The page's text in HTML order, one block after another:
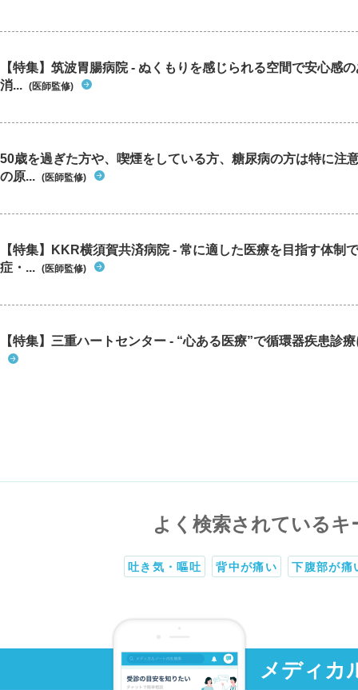
【特集】筑波胃腸病院 - ぬくもりを感じられる空間で安心感
消... (医師監修)
50歳を過ぎた方や、喫煙をしている方、糖尿病の方は特に注
の原... (医師監修)
【特集】KKR横須賀共済病院 - 常に適した医療を目指す体制
症・... (医師監修)
【特集】三重ハートセンター - “心ある医療”で循環器疾患診
よく検索されているキ
吐き気・嘔吐 背中が痛い 下腹部が痛
メディカ